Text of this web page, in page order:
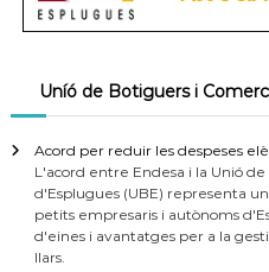
Uníó de Botiguers i
Acord per reduir les despeses
L'acord entre Endesa i la Unió
d'Esplugues (UBE) representa
petits empresaris i autònoms
d'eines i avantatges per a la
llars.